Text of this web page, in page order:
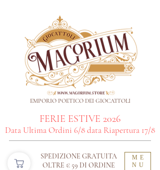
ME
NU
SPEDIZIONE GRATUITA
OLTRE € 59 DI ORDINE​
EMPORIO POETICO DEI GIOCATTOLI
FERIE ESTIVE 2026
Data Ultima Ordini 6/8 data Riapertura 17/8